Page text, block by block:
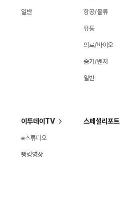
일반 항공/물류
유통
의료/바이오
중기/벤처
일반
이투데이TV
e스튜디오
랭킹영상
스페셜리포트